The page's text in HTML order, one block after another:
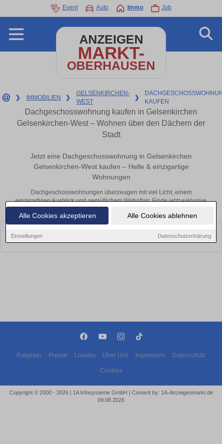
Alle Cookies akzeptieren Alle Cookies ablehnen
Einstellungen Datenschutzerklärung
Event Auto Immo Job
ANZEIGEN
MARKT-
OBERHAUSEN
❯ IMMOBILIEN ❯
GELSENKIRCHEN-
WEST
❯
KAUFEN
Dachgeschosswohnung kaufen in Gelsenkirchen
Gelsenkirchen-West – Wohnen über den Dächern der
Stadt
Jetzt eine Dachgeschosswohnung in Gelsenkirchen
Gelsenkirchen-West kaufen – Helle & einzigartige
Wohnungen
Dachgeschosswohnungen überzeugen mit viel Licht, einem
einzigartigen Ausblick und gemütlichem Wohnflair. Finde jetzt exklusive
Dachwohnungen zum Kauf in Gelsenkirchen.
bald wieder vorbei!
Ratgeber Presse Lokales Über Uns Impressum Datenschutz
Cookies
Copyright © 2000 - 2026 | 1A Infosysteme GmbH | Content by: 1A-Anzeigenmarkt.de
09.08.2026